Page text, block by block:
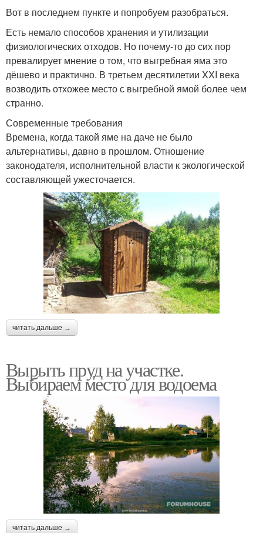
Вот в последнем пункте и попробуем разобраться.
Есть немало способов хранения и утилизации
физиологических отходов. Но почему-то до сих пор
превалирует мнение о том, что выгребная яма это
дёшево и практично. В третьем десятилетии XXI века
возводить отхожее место с выгребной ямой более чем
странно.
Современные требования
Времена, когда такой яме на даче не было
альтернативы, давно в прошлом. Отношение
законодателя, исполнительной власти к экологической
составляющей ужесточается.
читать дальше →
Вырыть пруд на участке.
Выбираем место для водоема
читать дальше →